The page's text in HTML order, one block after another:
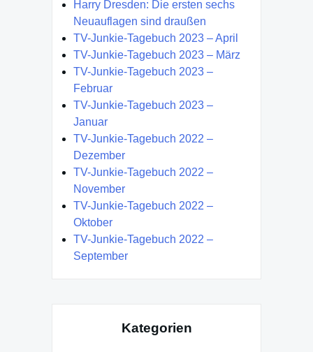
Harry Dresden: Die ersten sechs
Neuauflagen sind draußen
TV-Junkie-Tagebuch 2023 – April
TV-Junkie-Tagebuch 2023 – März
TV-Junkie-Tagebuch 2023 –
Februar
TV-Junkie-Tagebuch 2023 –
Januar
TV-Junkie-Tagebuch 2022 –
Dezember
TV-Junkie-Tagebuch 2022 –
November
TV-Junkie-Tagebuch 2022 –
Oktober
TV-Junkie-Tagebuch 2022 –
September
Kategorien